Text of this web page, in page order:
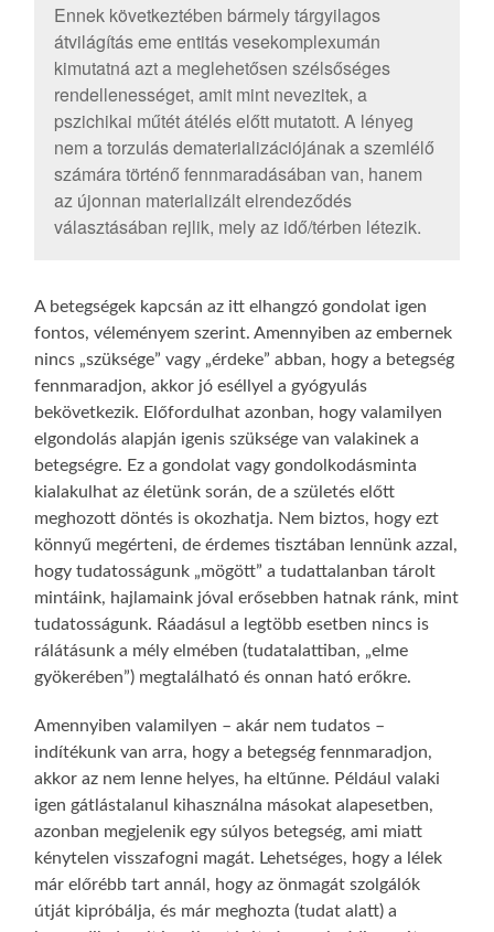
Ennek következtében bármely tárgyilagos
átvilágítás eme entitás vesekomplexumán
kimutatná azt a meglehetősen szélsőséges
rendellenességet, amit mint nevezitek, a
pszichikai műtét átélés előtt mutatott. A lényeg
nem a torzulás dematerializációjának a szemlélő
számára történő fennmaradásában van, hanem
az újonnan materializált elrendeződés
választásában rejlik, mely az idő/térben létezik.
A betegségek kapcsán az itt elhangzó gondolat igen
fontos, véleményem szerint. Amennyiben az embernek
nincs „szüksége” vagy „érdeke” abban, hogy a betegség
fennmaradjon, akkor jó eséllyel a gyógyulás
bekövetkezik. Előfordulhat azonban, hogy valamilyen
elgondolás alapján igenis szüksége van valakinek a
betegségre. Ez a gondolat vagy gondolkodásminta
kialakulhat az életünk során, de a születés előtt
meghozott döntés is okozhatja. Nem biztos, hogy ezt
könnyű megérteni, de érdemes tisztában lennünk azzal,
hogy tudatosságunk „mögött” a tudattalanban tárolt
mintáink, hajlamaink jóval erősebben hatnak ránk, mint
tudatosságunk. Ráadásul a legtöbb esetben nincs is
rálátásunk a mély elmében (tudatalattiban, „elme
gyökerében”) megtalálható és onnan ható erőkre.
Amennyiben valamilyen – akár nem tudatos –
indítékunk van arra, hogy a betegség fennmaradjon,
akkor az nem lenne helyes, ha eltűnne. Például valaki
igen gátlástalanul kihasználna másokat alapesetben,
azonban megjelenik egy súlyos betegség, ami miatt
kénytelen visszafogni magát. Lehetséges, hogy a lélek
már előrébb tart annál, hogy az önmagát szolgálók
útját kipróbálja, és már meghozta (tudat alatt) a